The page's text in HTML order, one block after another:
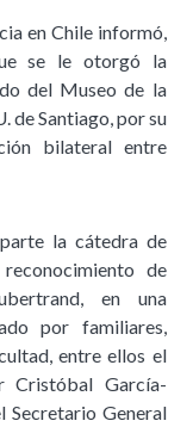
en Chile informó,
se le otorgó la
del Museo de la
de Santiago, por su
bilateral entre
la cátedra de
de
en una
por familiares,
entre ellos el
Cristóbal García-
Secretario General